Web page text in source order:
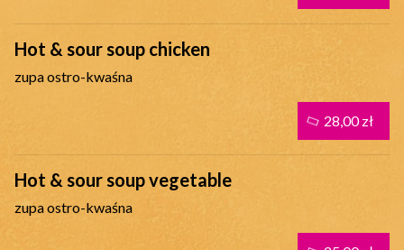
Hot & sour soup chicken
zupa ostro-kwaśna
Hot & sour soup vegetable
zupa ostro-kwaśna